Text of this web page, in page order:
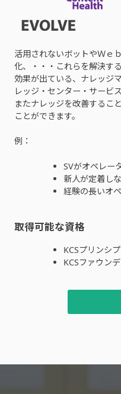
活用されないボットやＷｅ
化、・・・これらを解決す
効果が出ている、ナレッジ
レッジ・センター・サービ
またナレッジを改善するこ
ことができます。
例：
SVがオペレー
新人が定着し
経験の長いオ
取得可能な資格
KCSプリンシ
KCSファウン